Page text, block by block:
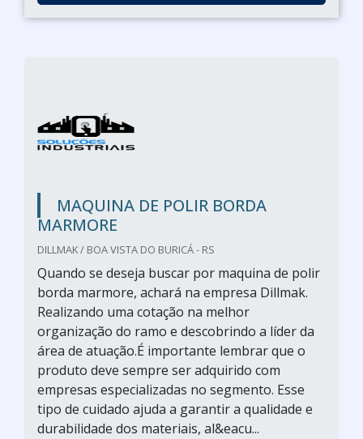
MAQUINA DE POLIR BORDA
MARMORE
DILLMAK / BOA VISTA DO BURICÁ - RS
Quando se deseja buscar por maquina de polir
borda marmore, achará na empresa Dillmak.
Realizando uma cotação na melhor
organização do ramo e descobrindo a líder da
área de atuação.É importante lembrar que o
produto deve sempre ser adquirido com
empresas especializadas no segmento. Esse
tipo de cuidado ajuda a garantir a qualidade e
durabilidade dos materiais, al&eacu...